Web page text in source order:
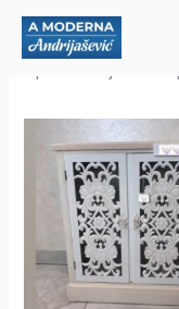
Пређи
садржај